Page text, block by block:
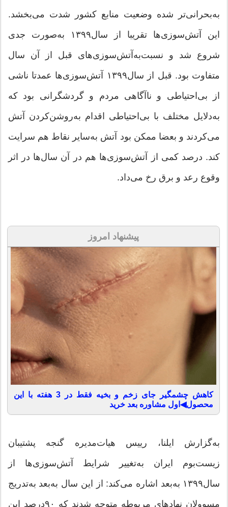
به‌بحرانی‌تر شده وضعیت منابع کشور شدت می‌بخشد.
این آتش‌سوزی‌ها تقریبا از سال۱۳۹۹ به‌صورت جدی
شروع شد و نسبت‌به‌آتش‌سوزی‌های قبل از آن سال
متفاوت بود. قبل از سال۱۳۹۹ آتش‌سوزی‌ها عمدتا ناشی
از بی‌احتیاطی و ناآگاهی مردم و گردشگرانی بود که
به‌دلایل مختلف با بی‌احتیاطی اقدام به‌روشن‌کردن آتش
می‌کردند و بعضا ممکن بود آتش به‌سایر نقاط هم سرایت
کند. ‌درصد کمی از آتش‌سوزی‌ها هم در آن سال‌ها در اثر
وقوع رعد و برق رخ می‌داد.
پیشنهاد امروز
کاهش چشمگیر جای زخم و بخیه فقط در 3 هفته با این
محصول◀اول مشاوره بعد خرید
به‌گزارش ایلنا، رییس هیات‌مدیره گنجه پشتیبان
زیست‌بوم ایران به‌تغییر شرایط آتش‌سوزی‌ها از
سال۱۳۹۹ به‌بعد اشاره می‌کند: از این سال به‌بعد به‌تدریج
مسوولان نهادهای مربوطه متوجه شدند که ۹۰‌درصد این